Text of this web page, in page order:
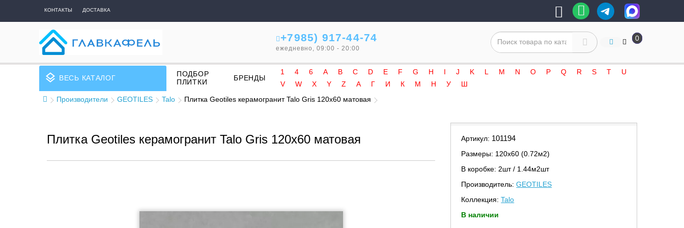
КОНТАКТЫ ДОСТАВКА
+7985) 917-44-74
ежедневно, 09:00 - 20:00
0
layers ВЕСЬ КАТАЛОГ
ПОДБОР
ПЛИТКИ
БРЕНДЫ
1 4 6 A B C D E F G H I J K L M N O P Q R S T
U
V
W X Y Z А Г И К М Н У
Ш
Производители
GEOTILES Talo Плитка Geotiles керамогранит Talo Gris 120x60 матовая
Плитка Geotiles керамогранит Talo Gris 120x60 матовая Артикул: 101194
Размеры: 120х60 (0.72м2)
В коробке: 2шт / 1.44м2шт
Производитель:GEOTILES
Коллекция:Talo
В наличии